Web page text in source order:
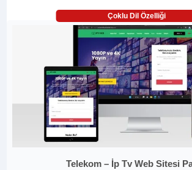
Çoklu Dil Özelliği
Telekom – İp Tv Web Sitesi